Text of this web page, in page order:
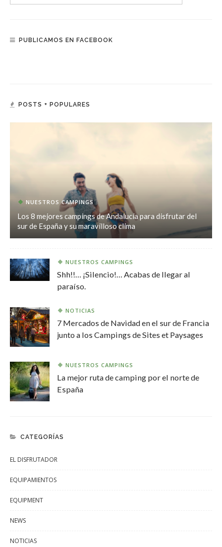
PUBLICAMOS EN FACEBOOK
POSTS + POPULARES
NUESTROS CAMPINGS
Los 8 mejores campings de Andalucía para disfrutar del
sur de España y su maravilloso clima
NUESTROS CAMPINGS
Shh!!… ¡Silencio!… Acabas de llegar al
paraíso.
NOTICIAS
7 Mercados de Navidad en el sur de Francia
junto a los Campings de Sites et Paysages
NUESTROS CAMPINGS
La mejor ruta de camping por el norte de
España
CATEGORÍAS
EL DISFRUTADOR
EQUIPAMIENTOS
EQUIPMENT
NEWS
NOTICIAS